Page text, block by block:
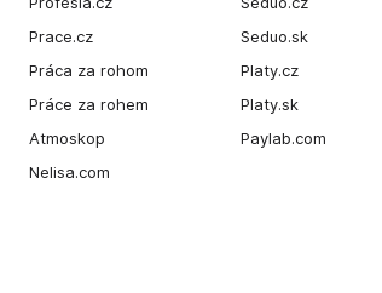
Prace.cz
Práca za rohom
Práce za rohem
Atmoskop
Nelisa.com
Seduo.sk
Platy.cz
Platy.sk
Paylab.com